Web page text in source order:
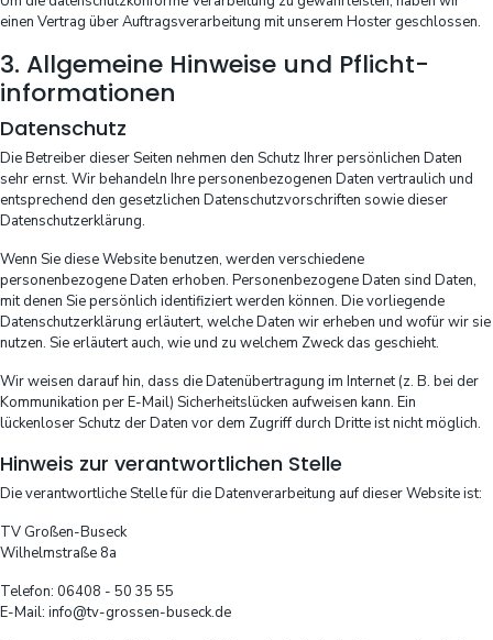
einen Vertrag über Auftragsverarbeitung mit unserem Hoster geschlossen.
3. Allgemeine Hinweise und Pflicht­
informationen
Datenschutz
Die Betreiber dieser Seiten nehmen den Schutz Ihrer persönlichen Daten
sehr ernst. Wir behandeln Ihre personenbezogenen Daten vertraulich und
entsprechend den gesetzlichen Datenschutzvorschriften sowie dieser
Datenschutzerklärung.
Wenn Sie diese Website benutzen, werden verschiedene
personenbezogene Daten erhoben. Personenbezogene Daten sind Daten,
mit denen Sie persönlich identifiziert werden können. Die vorliegende
Datenschutzerklärung erläutert, welche Daten wir erheben und wofür wir sie
nutzen. Sie erläutert auch, wie und zu welchem Zweck das geschieht.
Wir weisen darauf hin, dass die Datenübertragung im Internet (z. B. bei der
Kommunikation per E-Mail) Sicherheitslücken aufweisen kann. Ein
lückenloser Schutz der Daten vor dem Zugriff durch Dritte ist nicht möglich.
Hinweis zur verantwortlichen Stelle
Die verantwortliche Stelle für die Datenverarbeitung auf dieser Website ist:
TV Großen-Buseck
Wilhelmstraße 8a
Telefon: 06408 - 50 35 55
E-Mail: info@tv-grossen-buseck.de